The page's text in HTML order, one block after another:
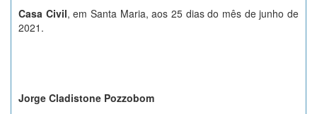
Casa Civil, em Santa Maria, aos 25 dias do mês de junho de
2021.
Jorge Cladistone Pozzobom